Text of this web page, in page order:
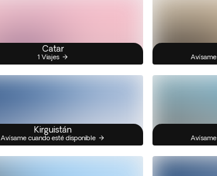
Catar
1 Viajes
Kirguistán
Avísame cuando esté disponible